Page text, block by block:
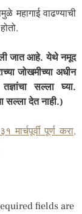
महागाई वाढण्याची
जात आहे. येथे नमूद
जोखमीच्या अधीन
सल्ला घ्या.
सल्ला देत नाही.)
मार्चपूर्वी पूर्ण करा,
fields are